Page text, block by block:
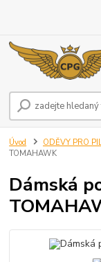
Úvod ODĚVY PRO
TOMAHAWK
Dámská